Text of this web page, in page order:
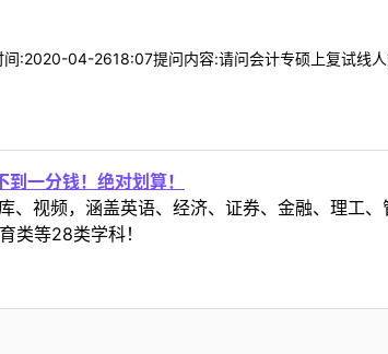
:2020-04-2618:07提问内容:请问会计专硕上复试线
一分钱！绝对划算！
视频，涵盖英语、经济、证券、金融、理工
类等28类学科！